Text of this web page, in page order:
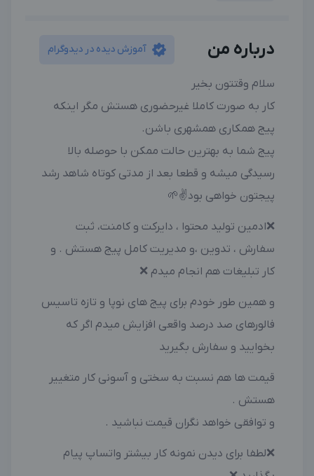
درباره من آموزش دیده در دیدوگرام
سلام وقتتون بخیر
کار به صورت کاملا غیرحضوری هستش مگر اینکه
پیج همکاری همشهری باشن.
پیج شما به بهترین حالت ممکن با حوصله بالا
رسیدگی میشه و قطعا بعد از مدتی کوتاه شاهد رشد
پیجتون خواهی بود✌️🌱
❌ادمین تولید محتوا ، دایرکت و کامنت، ثبت
سفارش ، تدوین ،و مدیریت کامل پیج هستش . و
کار تبلیغات هم انجام میدم ❌
و همین طور خودم برای پیج های نوپا و تازه تاسیس
فالورهای صد درصد واقعی افزایش میدم اگر که
بخوایید و سفارش بگیرید
قیمت ها هم نسبت به سختی و آسونی کار متغییر
هستش .
و توافقی خواهد نگران قیمت نباشید .
❌لطفا برای دیدن نمونه کار بیشتر واتساپ پیام